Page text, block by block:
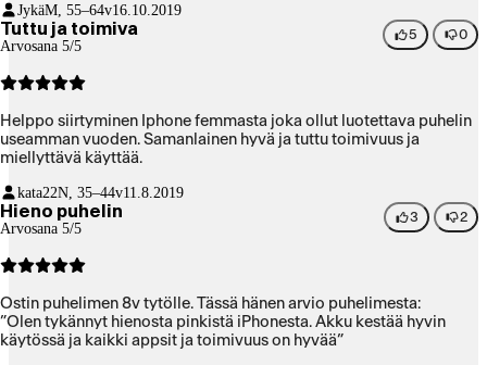
JykäM, 55–64v16.10.2019
Tuttu ja toimiva
Arvosana 5/5
5 0
Helppo siirtyminen Iphone femmasta joka ollut luotettava puhelin
useamman vuoden. Samanlainen hyvä ja tuttu toimivuus ja
miellyttävä käyttää.
kata22N, 35–44v11.8.2019
Hieno puhelin
Arvosana 5/5
3 2
Ostin puhelimen 8v tytölle. Tässä hänen arvio puhelimesta:
”Olen tykännyt hienosta pinkistä iPhonesta. Akku kestää hyvin
käytössä ja kaikki appsit ja toimivuus on hyvää”